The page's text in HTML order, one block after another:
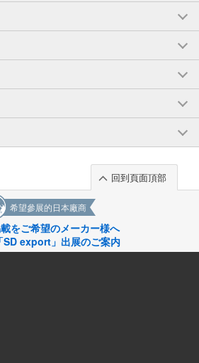
回到頁面頂部
希望參展的日本廠商
をご希望のメーカー様へ
SD export」出展のご案内